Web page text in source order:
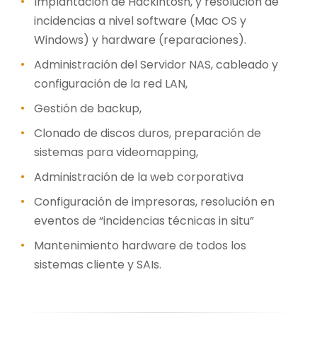
incidencias a nivel software (Mac OS y
Windows) y hardware (reparaciones).
Administración del Servidor NAS, cableado y
configuración de la red LAN,
Gestión de backup,
Clonado de discos duros, preparación de
sistemas para videomapping,
Administración de la web corporativa
Configuración de impresoras, resolución en
eventos de “incidencias técnicas in situ”
Mantenimiento hardware de todos los
sistemas cliente y SAIs.